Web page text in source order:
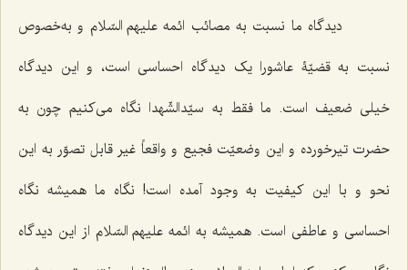
دیدگاه ما نسبت به مصائب ائمه علیهم السّلام و به‌خصوص
نسبت به قضیّۀ عاشورا یک دیدگاه احساسی است، و این دیدگاه
خیلی ضعیف است. ما فقط به سیّدالشّهدا نگاه می‌کنیم چون به
حضرت تیرخورده و این وضعیّت فجیع و واقعاً غیر قابل تصوّر به این
نحو و با این کیفیت به وجود آمده است! نگاه ما همیشه نگاه
احساسی و عاطفی است. همیشه به ائمه علیهم السّلام از این دیدگاه